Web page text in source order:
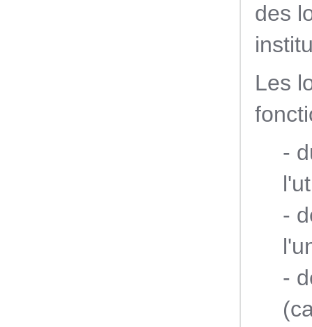
des
Les
-
-
-